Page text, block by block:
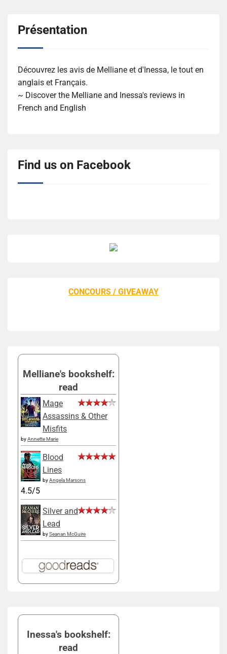
Présentation
Découvrez les avis de Melliane et d'Inessa, le tout en
anglais et Français.
~ Discover the Melliane and Inessa's reviews in
French and English
Find us on Facebook
CONCOURS / GIVEAWAY
Melliane's bookshelf:
read
Mage
Assassins & Other
Misfits
byAnnette Marie
Blood
Lines
byAngela Marsons
4.5/5
Silver and
Lead
bySeanan McGuire
Inessa's bookshelf:
read